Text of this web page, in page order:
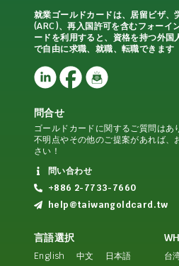
就業ゴールドカードは、居留ビザ、
(ARC)、再入国許可を含むフォーイ
ードを利用すると、資格を持つ外国
で自由に求職、就職、転職できます
問合せ
ゴールドカードに関するご質問はあ
不明点やその他のご提案があれば、
さい！
問い合わせ
+886 2-7733-7660
help@taiwangoldcard.tw
言語選択
English 中文 日本語
台